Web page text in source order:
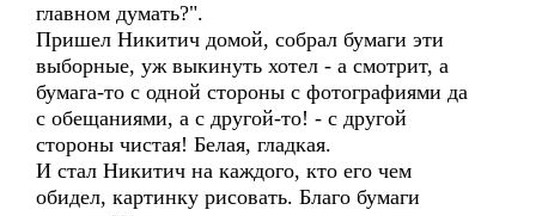
главном думать?".
Пришел Никитич домой, собрал бумаги эти
выборные, уж выкинуть хотел - а смотрит, а
бумага-то с одной стороны с фотографиями да
с обещаниями, а с другой-то! - с другой
стороны чистая! Белая, гладкая.
И стал Никитич на каждого, кто его чем
обидел, картинку рисовать. Благо бумаги